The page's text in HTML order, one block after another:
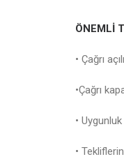
ÖNEMLİ
• Çağrı
•Çağrı
•
•